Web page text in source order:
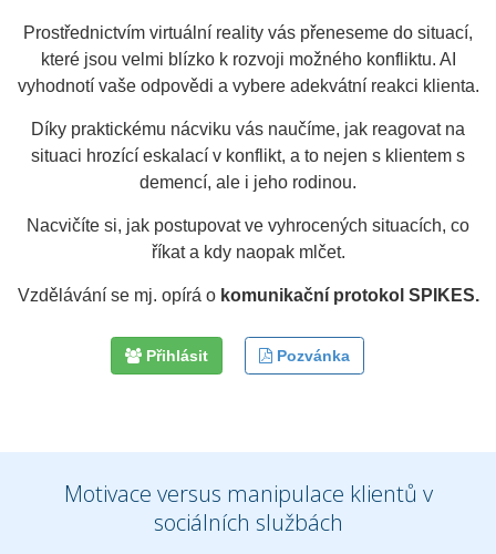
Prostřednictvím virtuální reality vás přeneseme do situací,
které jsou velmi blízko k rozvoji možného konfliktu. AI
vyhodnotí vaše odpovědi a vybere adekvátní reakci klienta.
Díky praktickému nácviku vás naučíme, jak reagovat na
situaci hrozící eskalací v konflikt, a to nejen s klientem s
demencí, ale i jeho rodinou.
Nacvičíte si, jak postupovat ve vyhrocených situacích, co
říkat a kdy naopak mlčet.
Vzdělávání se mj. opírá o komunikační protokol SPIKES.
Přihlásit Pozvánka
Motivace versus manipulace klientů v
sociálních službách